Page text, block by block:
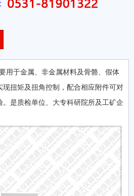
于金属、非金属材料及骨骼、假体
扭矩及扭角控制，配合相应附件可对
是质检单位、大专科研院所及工矿企